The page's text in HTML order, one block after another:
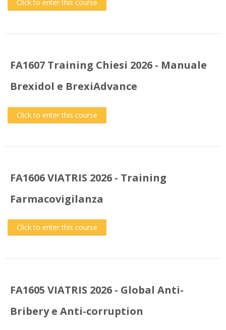
Click to enter this course
FA1607 Training Chiesi 2026 - Manuale
Brexidol e BrexiAdvance
Click to enter this course
FA1606 VIATRIS 2026 - Training
Farmacovigilanza
Click to enter this course
FA1605 VIATRIS 2026 - Global Anti-
Bribery e Anti-corruption